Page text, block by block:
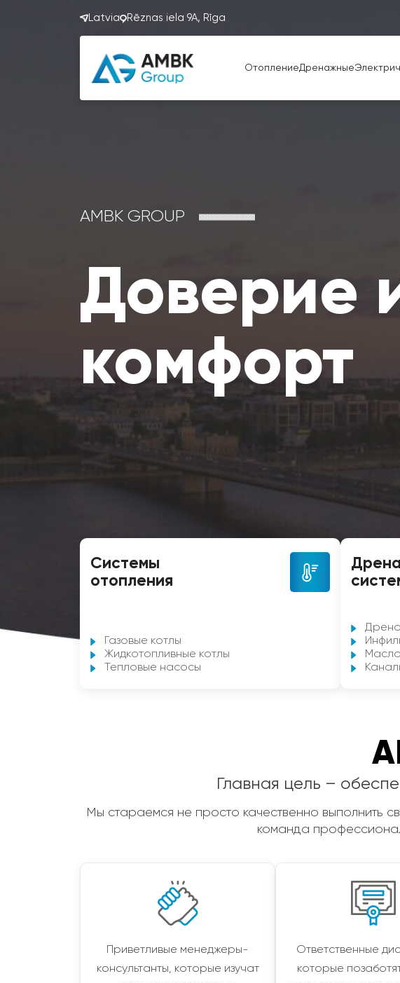
Latvia Rēznas iela 9A, Rīga
ОтоплениеДренажные
AMBK GROUP
Доверие
комфорт
Системы
отопления
Газовые котлы
Жидкотопливные котлы
Тепловые насосы
Главная цель –
Мы стараемся не просто качественно выполнить
команда
Приветливые менеджеры-
консультанты, которые изучат
Ответственные
которые